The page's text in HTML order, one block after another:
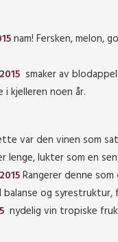
nam! Fersken, melon,
smaker av
i kjelleren noen år.
var den vinen som
lukter som en
Rangerer denne
og
nydelig vin tropiske